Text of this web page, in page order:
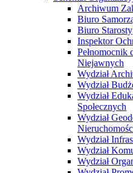
Archiwum
Biuro
Biuro Starosty
Inspektor
Pełnomocnik
Niejawnych
Wydział
Wydział
Wydział
Społecznych
Wydział
Wydział
Wydział
Wydział